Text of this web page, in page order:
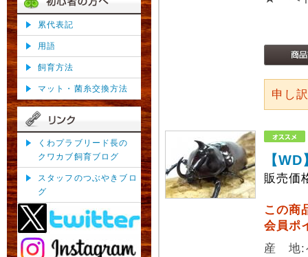
累代表記
用語
飼育方法
マット・菌糸交換方法
くわプラブリード長の
クワカブ飼育ブログ
スタッフのつぶやきブロ
グ
申し
【
販売価
この商
会員ポ
産 地: